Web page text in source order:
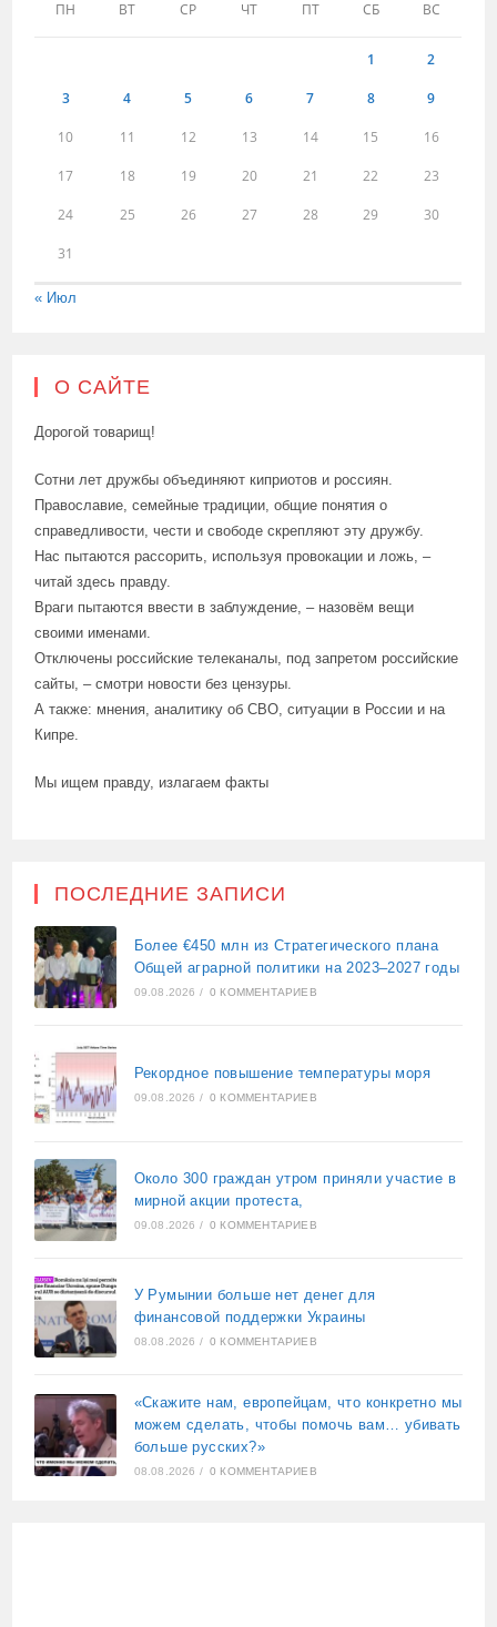
ПН ВТ СР ЧТ ПТ СБ ВС
1 2
3 4 5 6 7 8 9
10 11 12 13 14 15 16
17 18 19 20 21 22 23
24 25 26 27 28 29 30
31
« Июл
О САЙТЕ
Дорогой товарищ!
Сотни лет дружбы объединяют киприотов и россиян.
Православие, семейные традиции, общие понятия о
справедливости, чести и свободе скрепляют эту дружбу.
Нас пытаются рассорить, используя провокации и ложь, –
читай здесь правду.
Враги пытаются ввести в заблуждение, – назовём вещи
своими именами.
Отключены российские телеканалы, под запретом российские
сайты, – смотри новости без цензуры.
А также: мнения, аналитику об СВО, ситуации в России и на
Кипре.
Мы ищем правду, излагаем факты
ПОСЛЕДНИЕ ЗАПИСИ
Более €450 млн из Стратегического плана
Общей аграрной политики на 2023–2027 годы
09.08.2026 / 0 КОММЕНТАРИЕВ
Рекордное повышение температуры моря
09.08.2026 / 0 КОММЕНТАРИЕВ
Около 300 граждан утром приняли участие в
мирной акции протеста,
09.08.2026 / 0 КОММЕНТАРИЕВ
У Румынии больше нет денег для
финансовой поддержки Украины
08.08.2026 / 0 КОММЕНТАРИЕВ
«Скажите нам, европейцам, что конкретно мы
можем сделать, чтобы помочь вам… убивать
больше русских?»
08.08.2026 / 0 КОММЕНТАРИЕВ